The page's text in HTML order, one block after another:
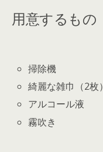
用意するもの
掃除機
綺麗な雑巾（2枚）
アルコール液
霧吹き